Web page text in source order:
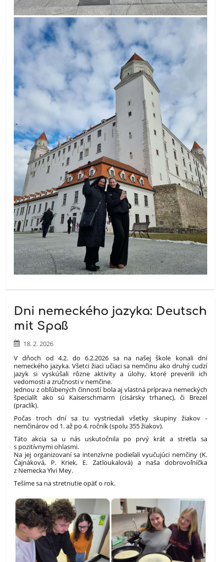
Dni nemeckého jazyka: Deutsch
mit Spaß
18. 2. 2026
V dňoch od 4.2. do 6.2.2026 sa na našej škole konali dni
nemeckého jazyka. Všetci žiaci učiaci sa nemčinu ako druhý cudzí
jazyk si vyskúšali rôzne aktivity a úlohy, ktoré preverili ich
vedomosti a zručnosti v nemčine.
Jednou z obľúbených činností bola aj vlastná príprava nemeckých
špecialít ako sú Kaiserschmarrn (cisársky trhanec), či Brezel
(praclík).
Počas troch dní sa tu vystriedali všetky skupiny žiakov -
nemčinárov od 1. až po 4. ročník (spolu 355 žiakov).
Táto akcia sa u nás uskutočnila po prvý krát a stretla sa
s pozitívnymi ohlasmi.
Na jej organizovaní sa intenzívne podieľali vyučujúci nemčiny (K.
Čajnáková, P. Kriek, E. Zatloukalová) a naša dobrovoľníčka
z Nemecka Ylvi Mey.
Tešíme sa na stretnutie opäť o rok.